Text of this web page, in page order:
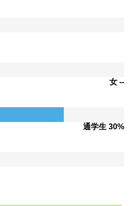
女 --
通学生 30%